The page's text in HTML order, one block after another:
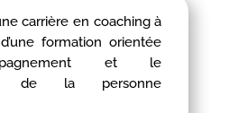
carrière en coaching à
formation orientée
et le
de la personne